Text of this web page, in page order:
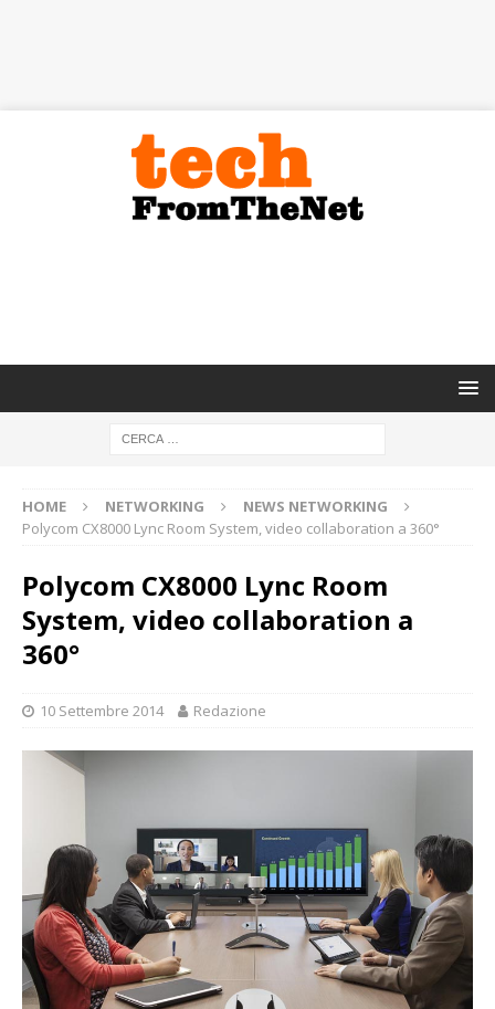
HOME NETWORKING
NEWS NETWORKING
Polycom CX8000 Lync Room System, video collaboration a 360°
Polycom CX8000 Lync Room
System, video collaboration a
360°
10 Settembre 2014 Redazione